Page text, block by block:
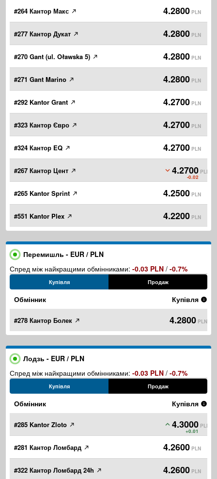
#264 Кантор Макс 4.2800 PLN
#277 Кантор Дукат 4.2800 PLN
#270 Gant (ul. Oławska 5) 4.2800 PLN
#271 Gant Marino 4.2800 PLN
#292 Kantor Grant 4.2700 PLN
#323 Кантор Євро 4.2700 PLN
#324 Кантор EQ 4.2700 PLN
#267 Кантор Цент 4.2700
-0.02
PLN
#265 Kantor Sprint 4.2500 PLN
#551 Kantor Plex 4.2200 PLN
Перемишль - EUR / PLN
Спред між найкращими обмінниками: -0.03 PLN / -0.7%
Купівля Продаж
Обмінник Купівля
#278 Кантор Болек 4.2800 PLN
Лодзь - EUR / PLN
Спред між найкращими обмінниками: -0.03 PLN / -0.7%
Купівля Продаж
Обмінник Купівля
#285 Kantor Zloto 4.3000
+0.01
PLN
#281 Кантор Ломбард 4.2600 PLN
#322 Кантор Ломбард 24h 4.2600 PLN